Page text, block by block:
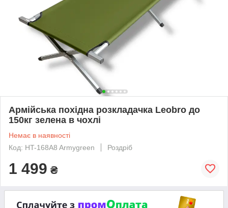
Армійська похідна розкладачка Leobro до
150кг зелена в чохлі
Немає в наявності
Код: HT-168A8 Armygreen
Роздріб
1 499 ₴